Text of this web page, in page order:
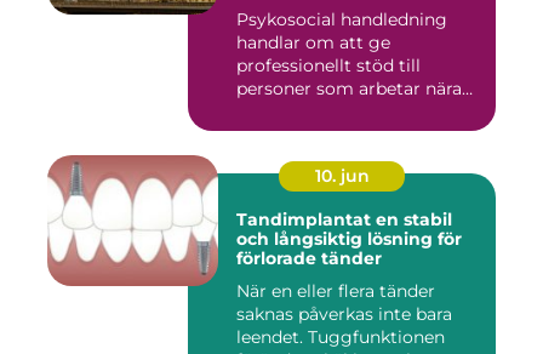
Psykosocial handledning
handlar om att ge
professionellt stöd till
personer som arbetar nära
10. jun
Tandimplantat en stabil
och långsiktig lösning för
förlorade tänder
När en eller flera tänder
saknas påverkas inte bara
leendet. Tuggfunktionen